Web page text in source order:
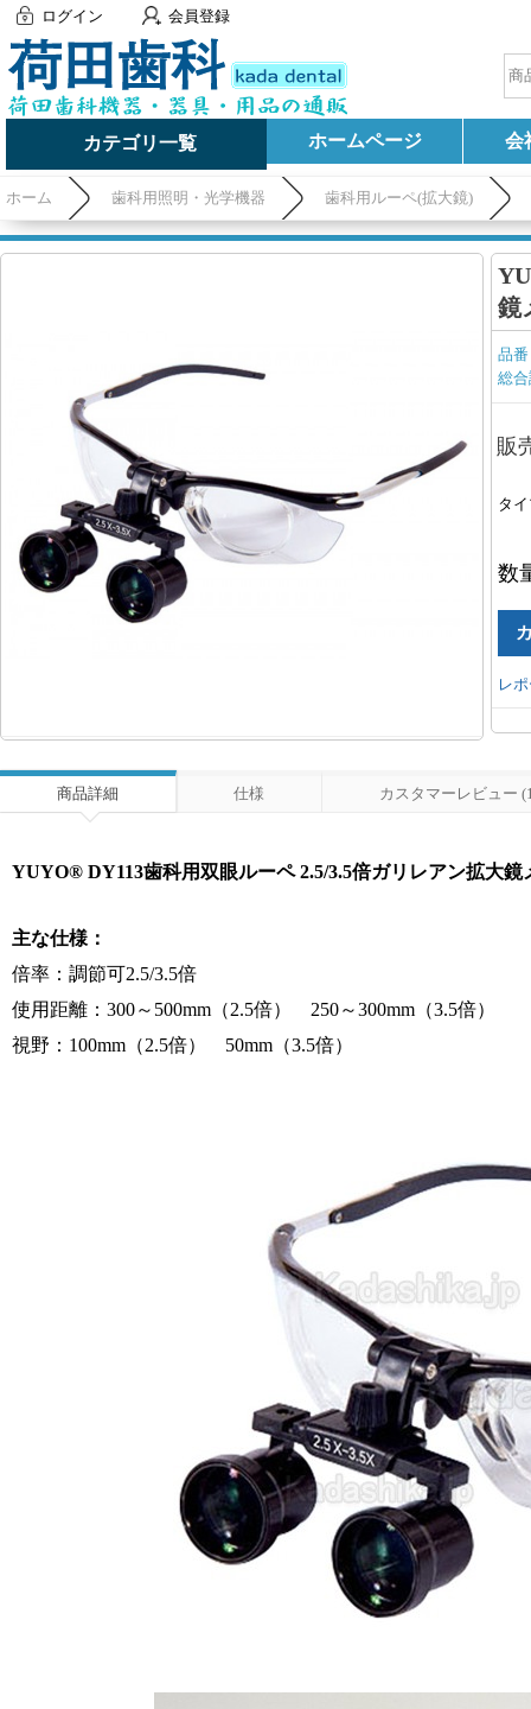
ログイン 会員登録
カテゴリ一覧 ホームページ 会
ホーム 歯科用照明・光学機器 歯科用ルーペ(拡大鏡)
鏡
品
総
販
タ
数
レ
商品詳細 仕様 カスタマーレビュー
YUYO® DY113歯科用双眼ルーペ 2.5/3.5倍ガリレアン拡大鏡
主な仕様：
倍率：調節可2.5/3.5倍
使用距離：300～500mm（2.5倍） 250～300mm（3.5倍）
視野：100mm（2.5倍） 50mm（3.5倍）